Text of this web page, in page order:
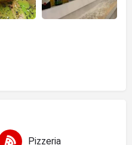
Pizzeria